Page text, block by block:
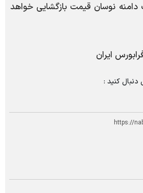
دامنه نوسان قیمت بازگشایی خواهد
ایران
دنبال کنید :
https://